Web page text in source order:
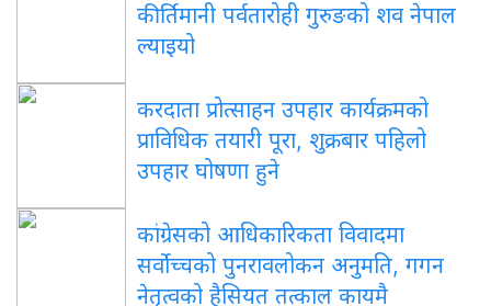
कीर्तिमानी पर्वतारोही गुरुङको शव नेपाल
ल्याइयो
करदाता प्रोत्साहन उपहार कार्यक्रमको
प्राविधिक तयारी पूरा, शुक्रबार पहिलो
उपहार घोषणा हुने
कांग्रेसको आधिकारिकता विवादमा
सर्वोच्चको पुनरावलोकन अनुमति, गगन
नेतृत्वको हैसियत तत्काल कायमै